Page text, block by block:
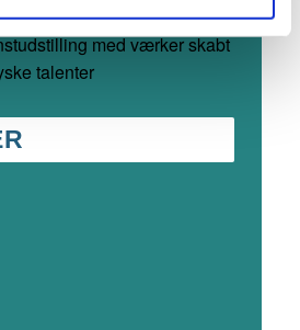
GLØDEN
med værker skabt
talenter